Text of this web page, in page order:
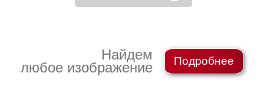
Найдем
любое изображение
Подробнее